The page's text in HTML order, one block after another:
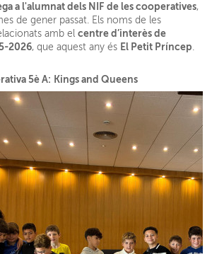
a l'alumnat dels NIF de les cooperatives,
de gener passat. Els noms de les
amb elcentre d’interès de
2026, que aquest any és El Petit Príncep.
5è A: Kings and Queens